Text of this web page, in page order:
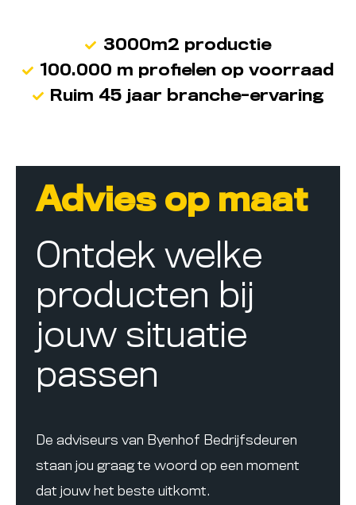
3000m2 productie
100.000 m profielen op voorraad
Ruim 45 jaar branche-ervaring
Advies op maat
Ontdek welke
producten bij
jouw situatie
passen
De adviseurs van Byenhof Bedrijfsdeuren
staan jou graag te woord op een moment
dat jouw het beste uitkomt.